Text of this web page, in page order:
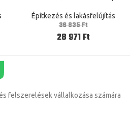
1 Hüvelyk X 12 Hüvelyk X 12
Hüvelyk Fekete Piros
Építkezés és lakásfelújítás
36 835Ft
28 971Ft
felszerelések vállalkozása számára